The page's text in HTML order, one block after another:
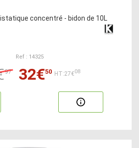
concentré - bidon de 10L
Ref : 14325
97 32€50 HT:27€08